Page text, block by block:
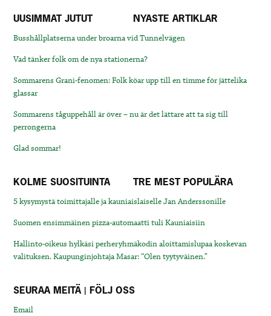
UUSIMMAT JUTUT NYASTE ARTIKLAR
Busshållplatserna under broarna vid Tunnelvägen
Vad tänker folk om de nya stationerna?
Sommarens Grani-fenomen: Folk köar upp till en timme för jättelika
glassar
Sommarens tåguppehåll är över – nu är det lättare att ta sig till
perrongerna
Glad sommar!
KOLME SUOSITUINTA TRE MEST POPULÄRA
5 kysymystä toimittajalle ja kauniaislaiselle Jan Anderssonille
Suomen ensimmäinen pizza-automaatti tuli Kauniaisiin
Hallinto-oikeus hylkäsi perheryhmäkodin aloittamislupaa koskevan
valituksen. Kaupunginjohtaja Masar: “Olen tyytyväinen.”
SEURAA MEITÄ | FÖLJ OSS
Email